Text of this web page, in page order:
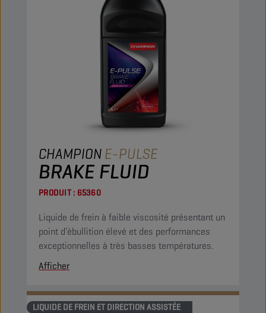
CHAMPIONE-PULSE
BRAKE FLUID
PRODUIT : 65360
Liquide de frein à faible viscosité présentant un
point d’ébullition élevé et des performances
exceptionnelles à très basses températures.
Afficher
LIQUIDE DE FREIN ET DIRECTION ASSISTÉE